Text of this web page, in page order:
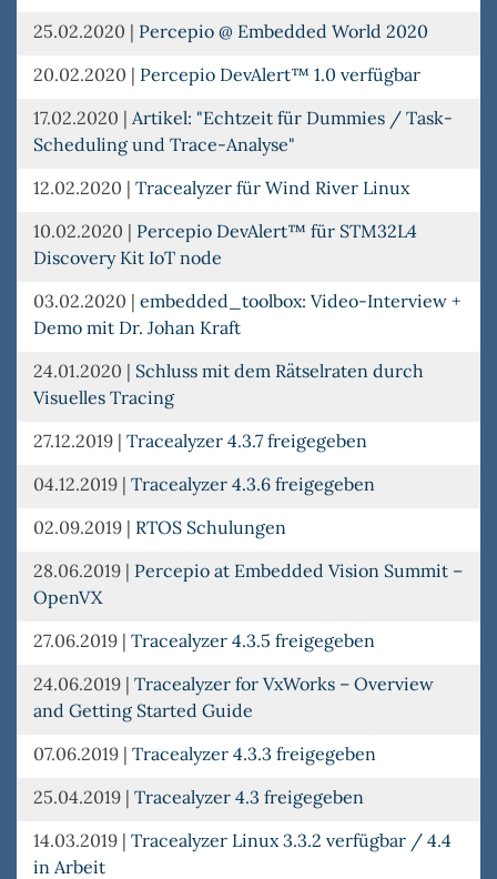
25.02.2020 | Percepio @ Embedded World 2020
20.02.2020 | Percepio DevAlert™ 1.0 verfügbar
17.02.2020 | Artikel: "Echtzeit für Dummies / Task-
Scheduling und Trace-Analyse"
12.02.2020 | Tracealyzer für Wind River Linux
10.02.2020 | Percepio DevAlert™ für STM32L4
Discovery Kit IoT node
03.02.2020 | embedded_toolbox: Video-Interview +
Demo mit Dr. Johan Kraft
24.01.2020 | Schluss mit dem Rätselraten durch
Visuelles Tracing
27.12.2019 | Tracealyzer 4.3.7 freigegeben
04.12.2019 | Tracealyzer 4.3.6 freigegeben
02.09.2019 | RTOS Schulungen
28.06.2019 | Percepio at Embedded Vision Summit –
OpenVX
27.06.2019 | Tracealyzer 4.3.5 freigegeben
24.06.2019 | Tracealyzer for VxWorks – Overview
and Getting Started Guide
07.06.2019 | Tracealyzer 4.3.3 freigegeben
25.04.2019 | Tracealyzer 4.3 freigegeben
14.03.2019 | Tracealyzer Linux 3.3.2 verfügbar / 4.4
in Arbeit